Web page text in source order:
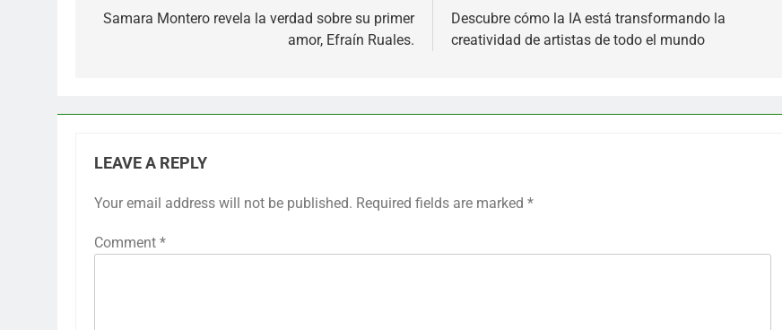
navigation
Samara Montero revela la verdad sobre su primer
amor, Efraín Ruales.
Descubre cómo la IA está transformando la
creatividad de artistas de todo el mundo
LEAVE A REPLY
Your email address will not be published. Required fields are marked *
Comment *